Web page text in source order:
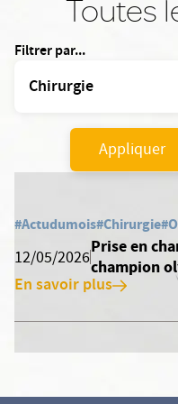
Toutes
Filtrer par...
Appliquer
#Actudumois#Chirurgie
12/05/2026
Prise en
champion
En savoir plus